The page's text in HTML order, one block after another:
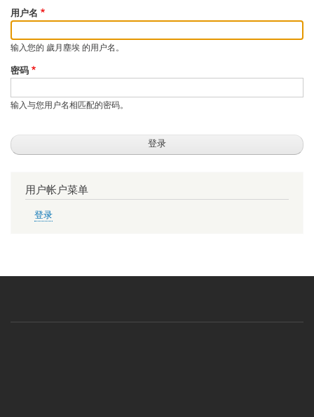
用户名
输入您的 歲月塵埃 的用户名。
密码
输入与您用户名相匹配的密码。
用户帐户菜单
登录